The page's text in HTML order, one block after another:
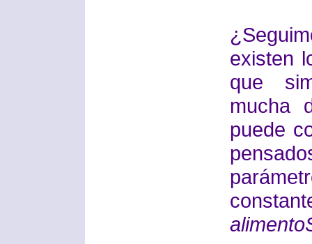
existen
que
mucha
puede